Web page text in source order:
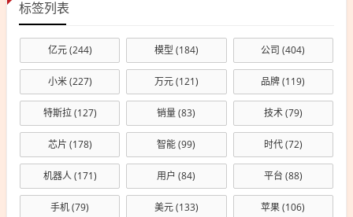
标签列表
亿元(244) 模型 (184) 公司 (404)
小米(227) 万元(121) 品牌(119)
特斯拉(127) 销量(83) 技术(79)
芯片 (178) 智能(99) 时代(72)
机器人(171) 用户 (84) 平台 (88)
手机(79) 美元(133) 苹果(106)